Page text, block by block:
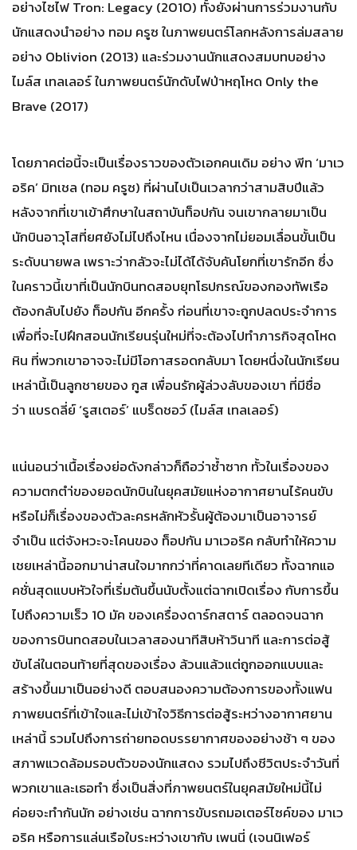
อย่างไซไฟ Tron: Legacy (2010) ทั้งยังผ่านการร่วมงานกับ
นักแสดงนำอย่าง ทอม ครูซ ในภาพยนตร์โลกหลังการล่มสลาย
อย่าง Oblivion (2013) และร่วมงานนักแสดงสมบทบอย่าง
ไมล์ส เทลเลอร์ ในภาพยนตร์นักดับไฟป่าหฤโหด Only the
Brave (2017)
โดยภาคต่อนี้จะเป็นเรื่องราวของตัวเอกคนเดิม อย่าง พีท ‘มาเว
อริค’ มิทเชล (ทอม ครูซ) ที่ผ่านไปเป็นเวลากว่าสามสิบปีแล้ว
หลังจากที่เขาเข้าศึกษาในสถาบันท็อปกัน จนเขากลายมาเป็น
นักบินอาวุโสที่ยศยังไม่ไปถึงไหน เนื่องจากไม่ยอมเลื่อนขั้นเป็น
ระดับนายพล เพราะว่ากลัวจะไม่ได้ได้จับคันโยกที่เขารักอีก ซึ่ง
ในคราวนี้เขาที่เป็นนักบินทดสอบยุทโธปกรณ์ของกองทัพเรือ
ต้องกลับไปยัง ท็อปกัน อีกครั้ง ก่อนที่เขาจะถูกปลดประจำการ
เพื่อที่จะไปฝึกสอนนักเรียนรุ่นใหม่ที่จะต้องไปทำภารกิจสุดโหด
หิน ที่พวกเขาอาจจะไม่มีโอกาสรอดกลับมา โดยหนึ่งในนักเรียน
เหล่านี้เป็นลูกชายของ กูส เพื่อนรักผู้ล่วงลับของเขา ที่มีชื่อ
ว่า แบรดลี่ย์ ‘รูสเตอร์’ แบร็ดชอว์ (ไมล์ส เทลเลอร์)
แน่นอนว่าเนื้อเรื่องย่อดังกล่าวก็ถือว่าซํ้าซาก ทั้วในเรื่องของ
ความตกตำ่ของยอดนักบินในยุคสมัยแห่งอากาศยานไร้คนขับ
หรือไม่ก็เรื่องของตัวละครหลักหัวรั้นผู้ต้องมาเป็นอาจารย์
จำเป็น แต่จังหวะจะโคนของ ท็อปกัน มาเวอริค กลับทำให้ความ
เชยเหล่านี้ออกมาน่าสนใจมากกว่าที่คาดเลยทีเดียว ทั้งฉากแอ
คชั่นสุดแบบหัวใจที่เริ่มต้นขึ้นนับตั้งแต่ฉากเปิดเรื่อง กับการขึ้น
ไปถึงความเร็ว 10 มัค ของเครื่องดาร์กสตาร์ ตลอดจนฉาก
ของการบินทดสอบในเวลาสองนาทีสิบห้าวินาที และการต่อสู้
ขับไล่ในตอนท้ายที่สุดของเรื่อง ล้วนแล้วแต่ถูกออกแบบและ
สร้างขึ้นมาเป็นอย่างดี ตอบสนองความต้องการของทั้งแฟน
ภาพยนตร์ที่เข้าใจและไม่เข้าใจวิธีการต่อสู้ระหว่างอากาศยาน
เหล่านี้ รวมไปถึงการถ่ายทอดบรรยากาศของอย่างช้า ๆ ของ
สภาพแวดล้อมรอบตัวของนักแสดง รวมไปถึงชีวิตประจำวันที่
พวกเขาและเธอทำ ซึ่งเป็นสิ่งที่ภาพยนตร์ในยุคสมัยใหม่นี้ไม่
ค่อยจะทำกันนัก อย่างเช่น ฉากการขับรถมอเตอร์ไซค์ของ มาเว
อริค หรือการแล่นเรือใบระหว่างเขากับ เพนนี่ (เจนนิเฟอร์